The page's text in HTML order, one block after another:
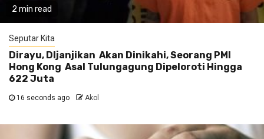
2 min read
Seputar Kita
Dirayu, DIjanjikan Akan Dinikahi, Seorang PMI
Hong Kong Asal Tulungagung Dipeloroti Hingga
622 Juta
16 seconds ago Akol